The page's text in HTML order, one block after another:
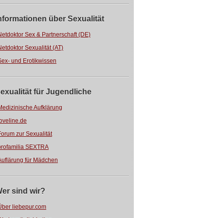
über Sexualität
Sex & Partnerschaft (DE)
Sexualität (AT)
und Erotikwissen
für Jugendliche
Aufklärung
zur Sexualität
SEXTRA
für Mädchen
sind wir?
liebepur.com